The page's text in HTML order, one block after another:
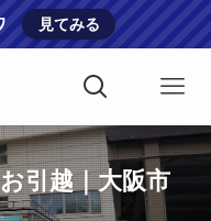
見てみる
引越｜大阪市